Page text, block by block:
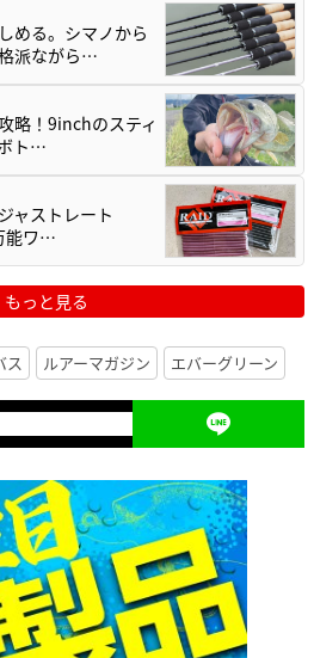
める。シマノから
派ながら…
略！9inchのスティ
ト…
ャストレート
能ワ…
もっと見る
ス ルアーマガジン エバーグリーン